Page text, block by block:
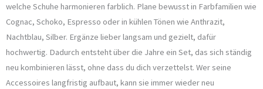
welche Schuhe harmonieren farblich. Plane bewusst in Farbfamilien wie
Cognac, Schoko, Espresso oder in kühlen Tönen wie Anthrazit,
Nachtblau, Silber. Ergänze lieber langsam und gezielt, dafür
hochwertig. Dadurch entsteht über die Jahre ein Set, das sich ständig
neu kombinieren lässt, ohne dass du dich verzettelst. Wer seine
Accessoires langfristig aufbaut, kann sie immer wieder neu